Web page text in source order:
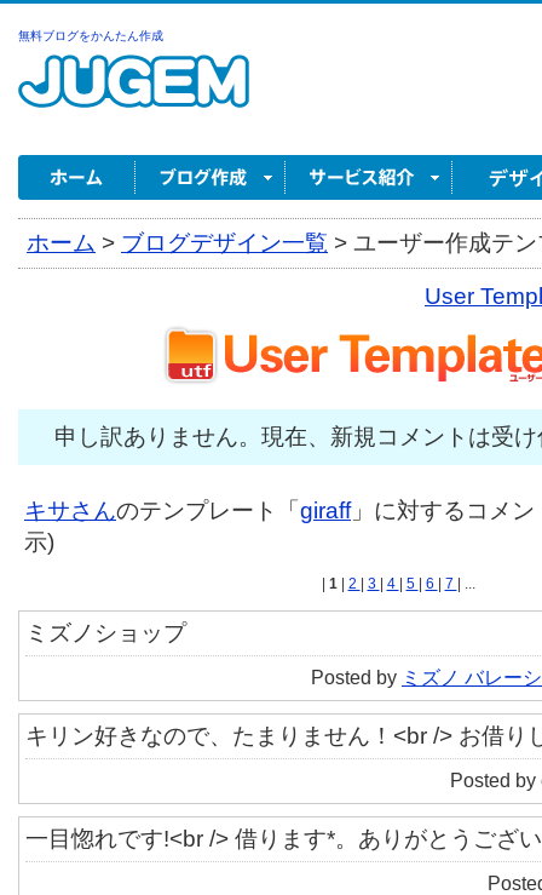
無料ブログをかんたん作成
ホーム > ブログデザイン一覧 > ユーザー作成テ
User
申し訳ありません。現在、新規コメントは受
キサさんのテンプレート「 giraff」に対するコメ
示)
1 2 3 4 5 6 7 | ...
ミズノショップ
Posted by ミズノ バレー
キリン好きなので、たまりません！<br /> お借り
Posted
一目惚れです!<br /> 借ります*。ありがとうござ